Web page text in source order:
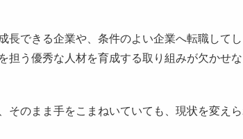
長できる企業や、条件のよい企業へ転職して
担う優秀な人材を育成する取り組みが欠かせ
そのまま手をこまねいていても、現状を変え